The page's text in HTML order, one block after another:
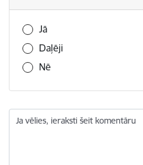
Vai šī informācija bija
Jā
Daļēji
Nē
Ja vēlies, ieraksti šeit komentāru